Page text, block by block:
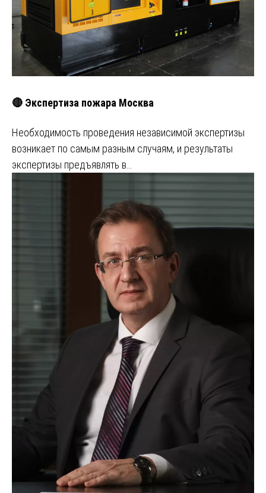
🔴 Экспертиза пожара Москва
Необходимость проведения независимой экспертизы
возникает по самым разным случаям, и результаты
экспертизы предъявлять в…